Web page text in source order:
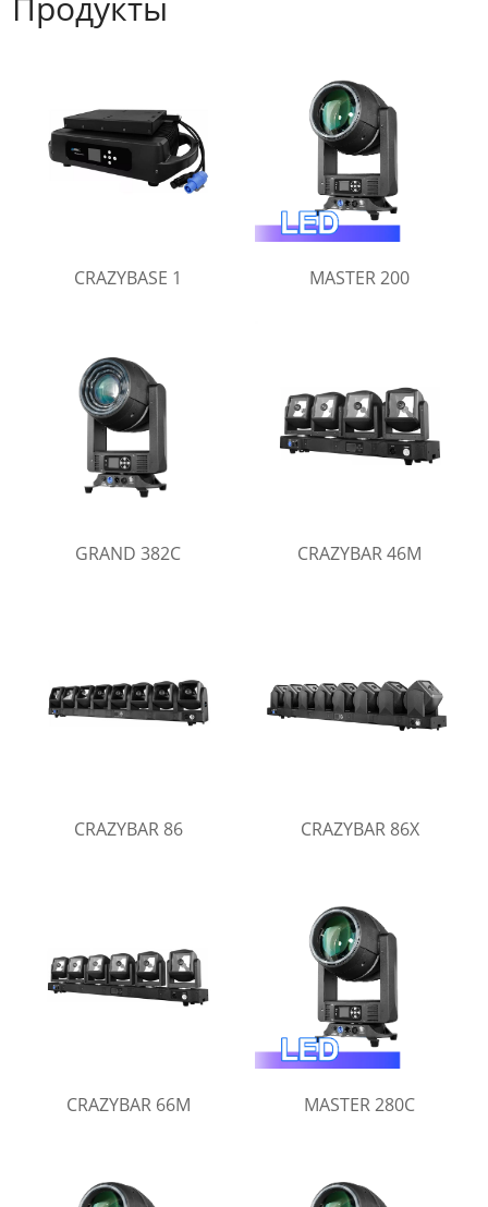
CRAZYBASE 1 MASTER 200
GRAND 382C CRAZYBAR 46M
CRAZYBAR 86 CRAZYBAR 86X
CRAZYBAR 66M MASTER 280C